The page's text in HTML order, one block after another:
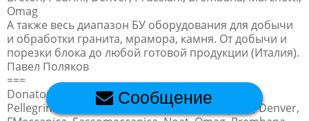
Omag
А также весь диапазон БУ оборудования для добычи
и обработки гранита, мрамора, камня. От добычи и
порезки блока до любой готовой продукции (Италия).
Павел Поляков
===
Donatoni, Gmm, Breton, Simec, Pedrini, Gaspari,
Pellegrini, Bidese, Bisso, Cms, Cobalm, Cofiplast, Denver,
Сообщение